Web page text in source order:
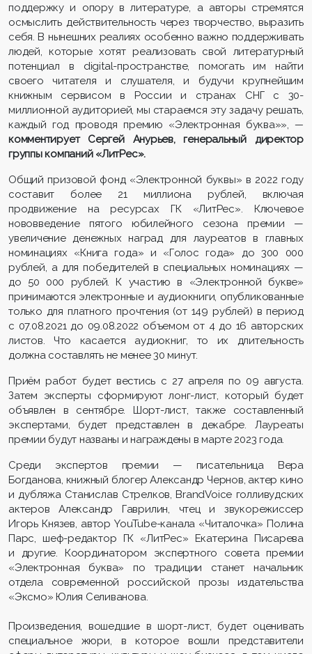
поддержку и опору в литературе, а авторы стремятся
осмыслить действительность через творчество, выразить
себя. В нынешних реалиях особенно важно поддерживать
людей, которые хотят реализовать свой литературный
потенциал в digital-пространстве, помогать им найти
своего читателя и слушателя, и будучи крупнейшим
книжным сервисом в России и странах СНГ с 30-
миллионной аудиторией, мы стараемся эту задачу решать,
каждый год проводя премию «Электронная буква»»,—
комментирует Сергей Анурьев, генеральный директор
группы компаний «ЛитРес».
Общий призовой фонд «Электронной буквы» в 2022 году
составит более 21 миллиона рублей, включая
продвижение на ресурсах ГК «ЛитРес». Ключевое
нововведение пятого юбилейного сезона премии —
увеличение денежных наград для лауреатов в главных
номинациях «Книга года» и «Голос года» до 300 000
рублей, а для победителей в специальных номинациях —
до 50 000 рублей. К участию в «Электронной букве»
принимаются электронные и аудиокниги, опубликованные
только для платного прочтения (от 149 рублей) в период
с 07.08.2021 до 09.08.2022 объемом от 4 до 16 авторских
листов. Что касается аудиокниг, то их длительность
должна составлять не менее 30 минут.
Приём работ будет вестись с 27 апреля по 09 августа.
Затем эксперты сформируют лонг-лист, который будет
объявлен в сентябре. Шорт-лист, также составленный
экспертами, будет представлен в декабре. Лауреаты
премии будут названы и награждены в марте 2023 года.
Среди экспертов премии — писательница Вера
Богданова, книжный блогер Александр Чернов, актер кино
и дубляжа Станислав Стрелков, BrandVoice голливудских
актеров Александр Гаврилин, чтец и звукорежиссер
Игорь Князев, автор YouTube-канала «Читалочка» Полина
Парс, шеф-редактор ГК «ЛитРес» Екатерина Писарева
и другие. Координатором экспертного совета премии
«Электронная буква» по традиции станет начальник
отдела современной российской прозы издательства
«Эксмо» Юлия Селиванова.
Произведения, вошедшие в шорт-лист, будет оценивать
специальное жюри, в которое вошли представители